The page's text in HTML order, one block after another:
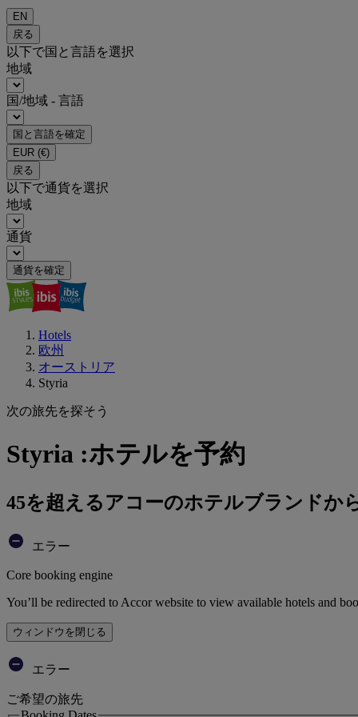
EN
戻る
以下で国と言語を選択
地域
国/地域 - 言語
国と言語を確定
EUR (€)
戻る
以下で通貨を選択
地域
通貨
通貨を確定
Hotels
欧州
オーストリア
Styria
次の旅先を探そう
Styria :ホテルを予約
45を超えるアコーのホテルブランドか
エラー
Core booking engine
You’ll be redirected to Accor website to view available hotels and
ウィンドウを閉じる
エラー
ご希望の旅先